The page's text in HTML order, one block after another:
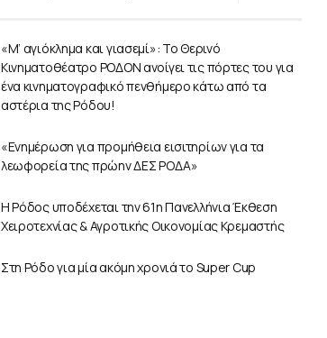
«Μ’ αγιόκλημα και γιασεμί»: Το Θερινό
Κινηματοθέατρο ΡΟΔΟΝ ανοίγει τις πόρτες του για
ένα κινηματογραφικό πενθήμερο κάτω από τα
αστέρια της Ρόδου!
«Ενημέρωση για προμήθεια εισιτηρίων για τα
λεωφορεία της πρώην ΔΕΣ ΡΟΔΑ»
Η Ρόδος υποδέχεται την 61η Πανελλήνια Έκθεση
Χειροτεχνίας & Αγροτικής Οικονομίας Κρεμαστής
Στη Ρόδο για μία ακόμη χρονιά το Super Cup